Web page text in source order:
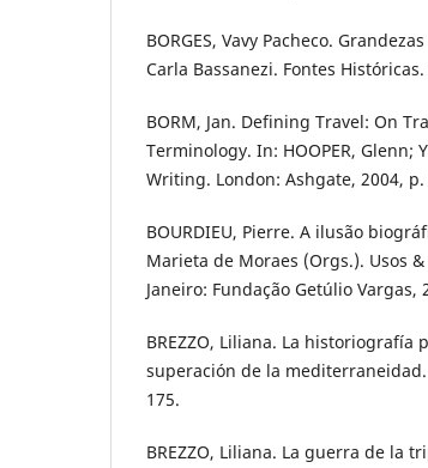
BORGES, Vavy Pacheco.
Carla Bassanezi. Fontes
BORM, Jan. Defining Travel: On
Terminology. In: HOOPER, Glenn;
Writing. London: Ashgate, 2004, p.
BOURDIEU, Pierre. A ilusão
Marieta de Moraes (Orgs.). Usos
Janeiro: Fundação Getúlio Vargas,
BREZZO, Liliana. La historiografía
superación de la
175.
BREZZO, Liliana. La guerra de la